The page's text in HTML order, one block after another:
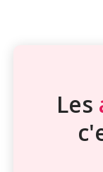
Les